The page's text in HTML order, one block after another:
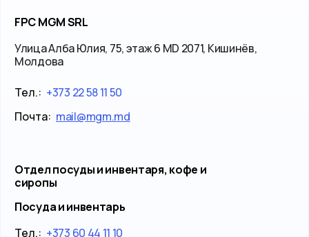
FPC MGM SRL
Улица Алба Юлия, 75, этаж 6 MD 2071, Кишинёв,
Молдова
Тел.: +373 22 58 11 50
Почта: mail@mgm.md
Отдел посуды и инвентаря, кофе и
сиропы
Посуда и инвентарь
Тел.: +373 60 44 11 10